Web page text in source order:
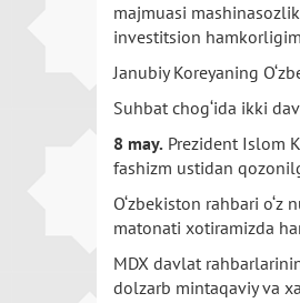
majmuasi
investitsion
Janubiy Koreyaning
Suhbat chog‘ida ikki
8 may. Prezident Islom
fashizm ustidan
O‘zbekiston rahbari
matonati xotiramizda
MDX davlat
dolzarb mintaqaviy va